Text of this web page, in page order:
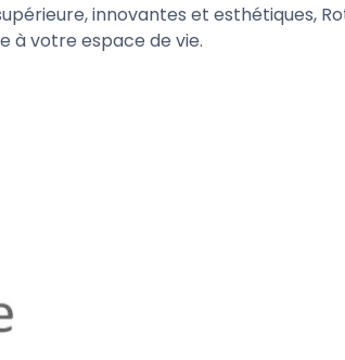
innovantes et esthétiques,
à votre espace de vie.